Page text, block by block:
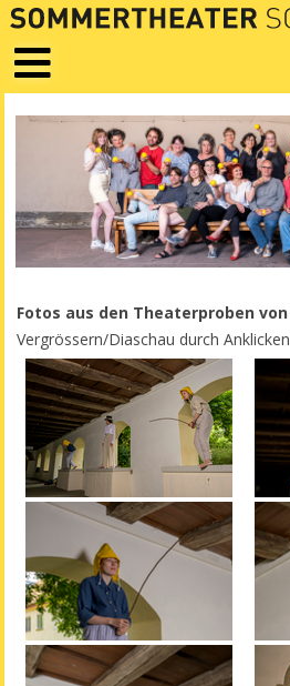
Fotos aus den Theaterproben von
Vergrössern/Diaschau durch Anklicken